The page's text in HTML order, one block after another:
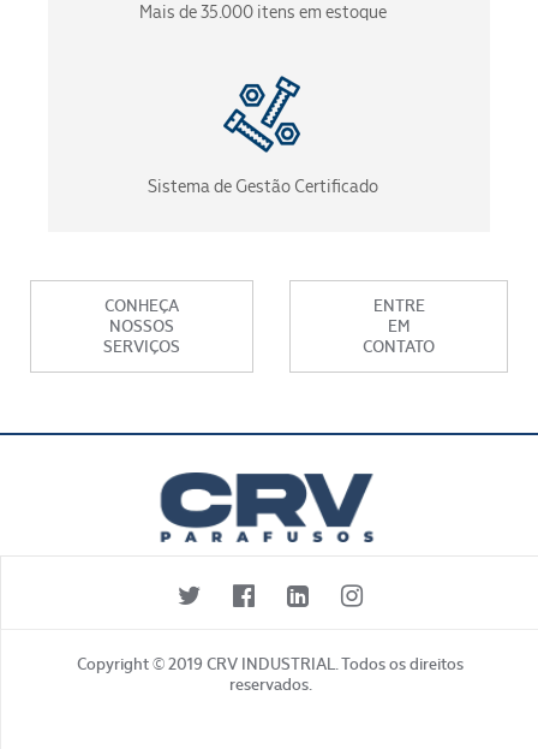
Mais de 35.000 itens em estoque
Sistema de Gestão Certificado
CONHEÇA
NOSSOS
SERVIÇOS
ENTRE
EM
CONTATO
Copyright © 2019 CRV INDUSTRIAL. Todos os direitos
reservados.